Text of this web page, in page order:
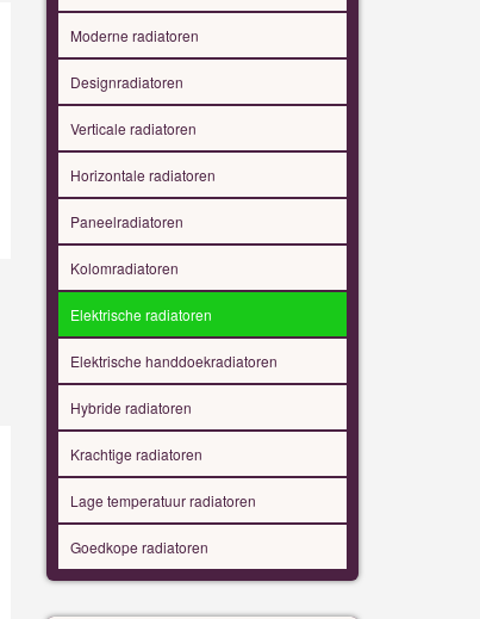
Moderne radiatoren
Designradiatoren
Verticale radiatoren
Horizontale radiatoren
Paneelradiatoren
Kolomradiatoren
Elektrische radiatoren
Elektrische handdoekradiatoren
Hybride radiatoren
Krachtige radiatoren
Lage temperatuur radiatoren
Goedkope radiatoren